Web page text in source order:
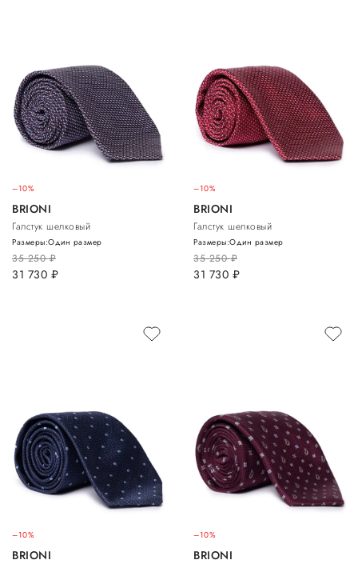
–10%
BRIONI
Галстук шелковый
35 250руб.
31 730 руб.
Размеры:Один размер
–10%
BRIONI
Галстук шелковый
35 250руб.
31 730 руб.
Размеры:Один размер
–10%
BRIONI
–10%
BRIONI